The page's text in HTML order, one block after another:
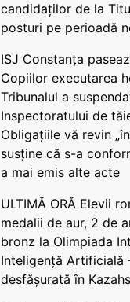
candidaților de la
posturi pe perioadă
ISJ Constanța
Copiilor executarea
Tribunalul a
Inspectoratului de
Obligațiile vă revin
susține că s-a
a mai emis alte acte
ULTIMĂ ORĂ Elevii
medalii de aur, 2 de
bronz la Olimpiada
Inteligență Artificială
desfășurată în